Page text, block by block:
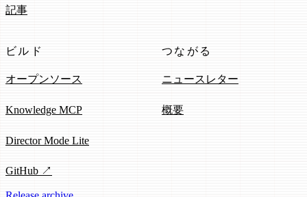
記事
ビルド
オープンソース
Knowledge MCP
Director Mode Lite
GitHub ↗
つながる
ニュースレター
概要